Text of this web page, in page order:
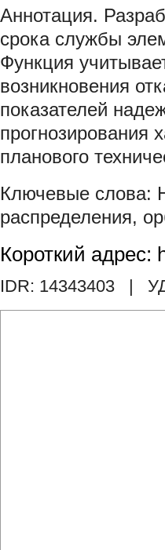
срока службы
Функция
возникновения
показателей
прогнозирования
планового
распределения,
Короткий адрес:
IDR: 14343403 |